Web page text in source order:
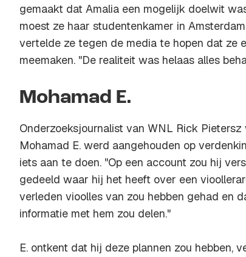
gemaakt dat Amalia een mogelijk doelwit
moest ze haar studentenkamer in
vertelde ze tegen de media te hopen dat ze
meemaken. "De realiteit was helaas alles
Mohamad E.
Onderzoeksjournalist van WNL Rick
Mohamad E. werd aangehouden op
iets aan te doen. "Op een account zou hij
gedeeld waar hij het heeft over een
verleden vioolles van zou hebben gehad en
informatie met hem zou delen."
E. ontkent dat hij deze plannen zou hebben,